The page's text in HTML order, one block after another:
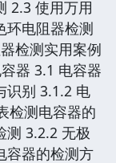
2.3 使用万用
环电阻器检测
检测实用案例
器 3.1 电容器
识别 3.1.2 电
检测电容器的
测 3.2.2 无极
容器的检测方